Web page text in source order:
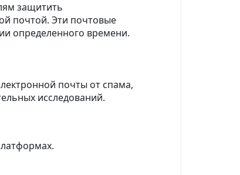
защитить
почтой. Эти почтовые
определенного времени.
почты от спама,
исследований.